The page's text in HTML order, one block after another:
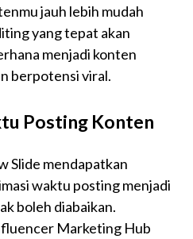
jauh lebih mudah
yang tepat akan
menjadi konten
berpotensi viral.
Posting Konten
Slide mendapatkan
waktu posting menjadi
boleh diabaikan.
Marketing Hub